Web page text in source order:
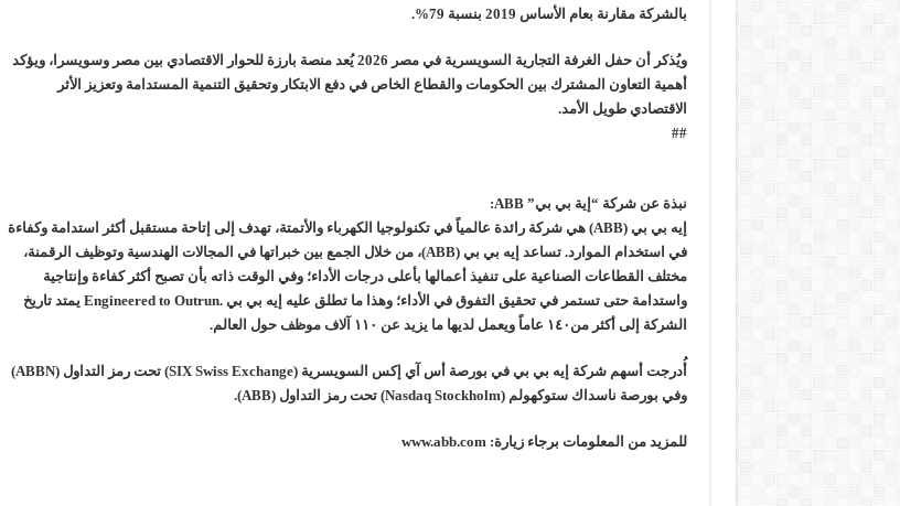
بالشركة مقارنة بعام الأساس 2019 بنسبة 79%.
ويُذكر أن حفل الغرفة التجارية السويسرية في مصر 2026 يُعد منصة بارزة للحوار الاقتصادي بين مصر وسويسرا، ويؤكد
أهمية التعاون المشترك بين الحكومات والقطاع الخاص في دفع الابتكار وتحقيق التنمية المستدامة وتعزيز الأثر
الاقتصادي طويل الأمد.
##
نبذة عن شركة “إية بي بي” ABB:
إيه بي بي (ABB) هي شركة رائدة عالمياً في تكنولوجيا الكهرباء والأتمتة، تهدف إلى إتاحة مستقبل أكثر استدامة وكفاءة
في استخدام الموارد. تساعد إيه بي بي (ABB)، من خلال الجمع بين خبراتها في المجالات الهندسية وتوظيف الرقمنة،
مختلف القطاعات الصناعية على تنفيذ أعمالها بأعلى درجات الأداء؛ وفي الوقت ذاته بأن تصبح أكثر كفاءة وإنتاجية
واستدامة حتى تستمر في تحقيق التفوق في الأداء؛ وهذا ما تطلق عليه إيه بي بي .Engineered to Outrun يمتد تاريخ
الشركة إلى أكثر من١٤٠ عاماً ويعمل لديها ما يزيد عن ١١٠ آلاف موظف حول العالم.
أُدرجت أسهم شركة إيه بي بي في بورصة أس آي إكس السويسرية (SIX Swiss Exchange) تحت رمز التداول (ABBN)
وفي بورصة ناسداك ستوكهولم (Nasdaq Stockholm) تحت رمز التداول (ABB).
للمزيد من المعلومات برجاء زيارة: www.abb.com